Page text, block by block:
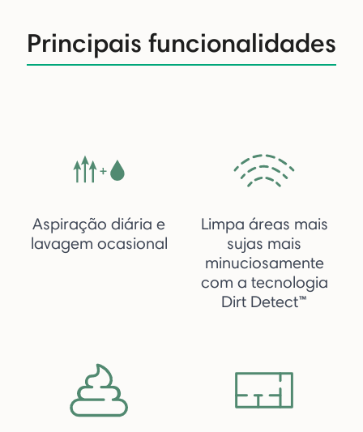
Principais funcionalidades
Aspiração diária e
lavagem ocasional
Limpa áreas mais
sujas mais
minuciosamente
com a tecnologia
Dirt Detect™